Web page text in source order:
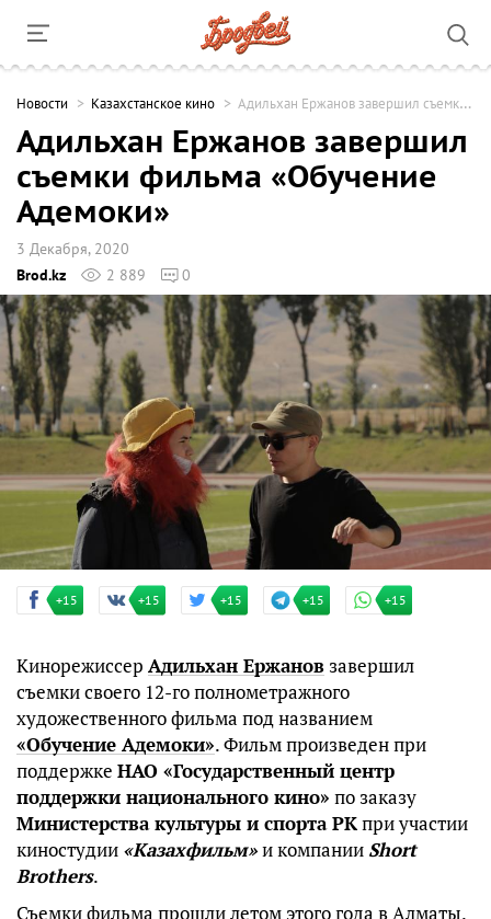
Новости Казахстанское кино Адильхан Ержанов завершил съемки фильма «Обучение Адемоки»
Адильхан Ержанов завершил
съемки фильма «Обучение
Адемоки»
3 Декабря, 2020
Brod.kz
2 889 0
+15 +15 +15 +15 +15
Кинорежиссер Адильхан Ержанов завершил
съемки своего 12-го полнометражного
художественного фильма под названием
«Обучение Адемоки». Фильм произведен при
поддержке НАО «Государственный центр
поддержки национального кино» по заказу
Министерства культуры и спорта РКпри участии
киностудии «Казахфильм»и компании Short
Brothers.
Съемки фильма прошли летом этого года в Алматы.